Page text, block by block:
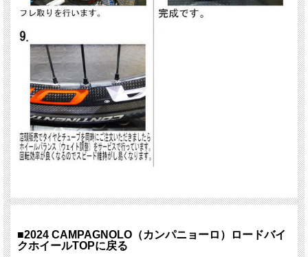
■2024 CAMPAGNOLO（カンパニョーロ）ロードバイ
クホイールTOPに戻る